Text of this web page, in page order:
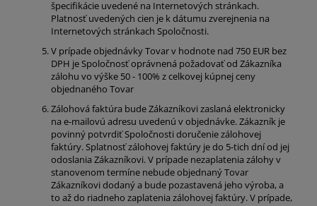
špecifikácie uvedené na Internetových stránkach.
Platnosť uvedených cien je k dátumu zverejnenia na
Internetových stránkach Spoločnosti.
V prípade objednávky Tovar v hodnote nad 750 EUR bez
DPH je Spoločnosť oprávnená požadovať od Zákazníka
zálohu vo výške 50 - 100% z celkovej kúpnej ceny
objednaného Tovar
Zálohová faktúra bude Zákazníkovi zaslaná elektronicky
na e-mailovú adresu uvedenú v objednávke. Zákazník je
povinný potvrdiť Spoločnosti doručenie zálohovej
faktúry. Splatnosť zálohovej faktúry je do 5-tich dní od jej
odoslania Zákazníkovi. V prípade nezaplatenia zálohy v
stanovenom termíne nebude objednaný Tovar
Zákazníkovi dodaný a bude pozastavená jeho výroba, a
to až do riadneho zaplatenia zálohovej faktúry. V prípade,